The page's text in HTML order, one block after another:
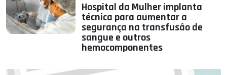
Hospital da Mulher implanta
técnica para aumentar a
segurança na transfusão de
sangue e outros
hemocomponentes